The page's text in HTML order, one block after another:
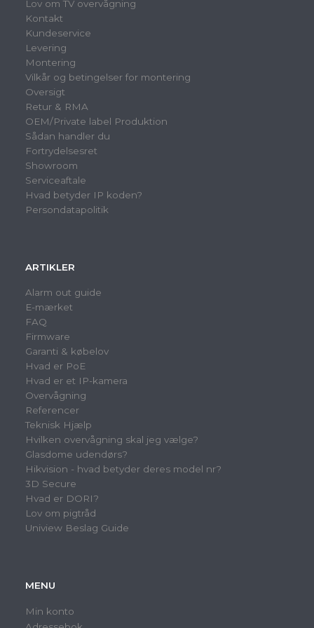
Lov om TV overvågning
Kontakt
Kundeservice
Levering
Montering
Vilkår og betingelser for montering
Oversigt
Retur & RMA
OEM/Private label Produktion
Sådan handler du
Fortrydelsesret
Showroom
Serviceaftale
Hvad betyder IP koden?
Persondatapolitik
ARTIKLER
Alarm out guide
E-mærket
FAQ
Firmware
Garanti & købelov
Hvad er PoE
Hvad er et IP-kamera
Overvågning
Referencer
Teknisk Hjælp
Hvilken overvågning skal jeg vælge?
Glasdome udendørs?
Hikvision - hvad betyder deres model nr?
3D Secure
Hvad er DORI?
Lov om pigtråd
Uniview Beslag Guide
MENU
Min konto